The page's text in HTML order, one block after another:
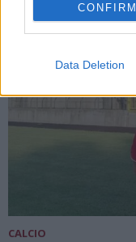
CONFIRM
Data Deletion
CALCIO